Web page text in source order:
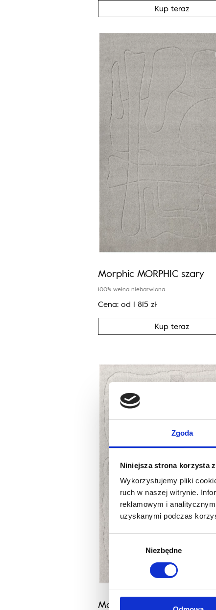
Zgoda
Niniejsza strona korzysta
Wykorzystujemy pliki
ruch w naszej witrynie.
reklamowym i
uzyskanymi podczas
Niezbędne
Kup teraz
Morphic MORPHIC szary
100% wełna niebarwiona
Cena: od 1 815 zł
Kup teraz
Morphic ORGANICA jasny